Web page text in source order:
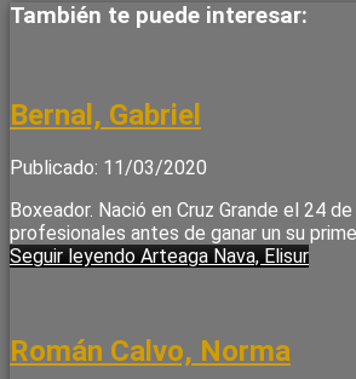
También te puede interesar:
Bernal, Gabriel
Publicado: 11/03/2020
Boxeador. Nació en Cruz Grande el 24
profesionales antes de ganar un su
Seguir leyendo Arteaga Nava, Elisur
Román Calvo, Norma